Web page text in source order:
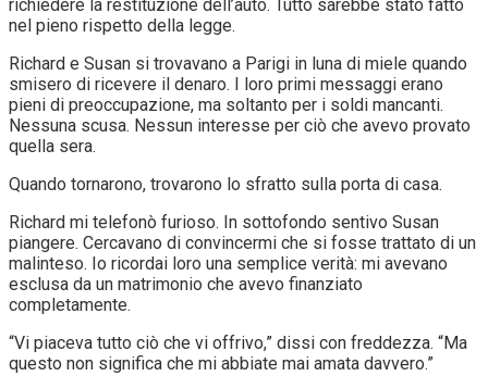
richiedere la restituzione dell’auto. Tutto sarebbe stato fatto
nel pieno rispetto della legge.
Richard e Susan si trovavano a Parigi in luna di miele quando
smisero di ricevere il denaro. I loro primi messaggi erano
pieni di preoccupazione, ma soltanto per i soldi mancanti.
Nessuna scusa. Nessun interesse per ciò che avevo provato
quella sera.
Quando tornarono, trovarono lo sfratto sulla porta di casa.
Richard mi telefonò furioso. In sottofondo sentivo Susan
piangere. Cercavano di convincermi che si fosse trattato di un
malinteso. Io ricordai loro una semplice verità: mi avevano
esclusa da un matrimonio che avevo finanziato
completamente.
“Vi piaceva tutto ciò che vi offrivo,” dissi con freddezza. “Ma
questo non significa che mi abbiate mai amata davvero.”